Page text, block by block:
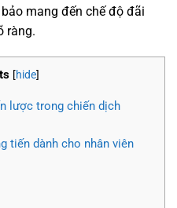
mang đến chế độ đãi
ràng.
[hide]
lược trong chiến dịch
tiến dành cho nhân viên